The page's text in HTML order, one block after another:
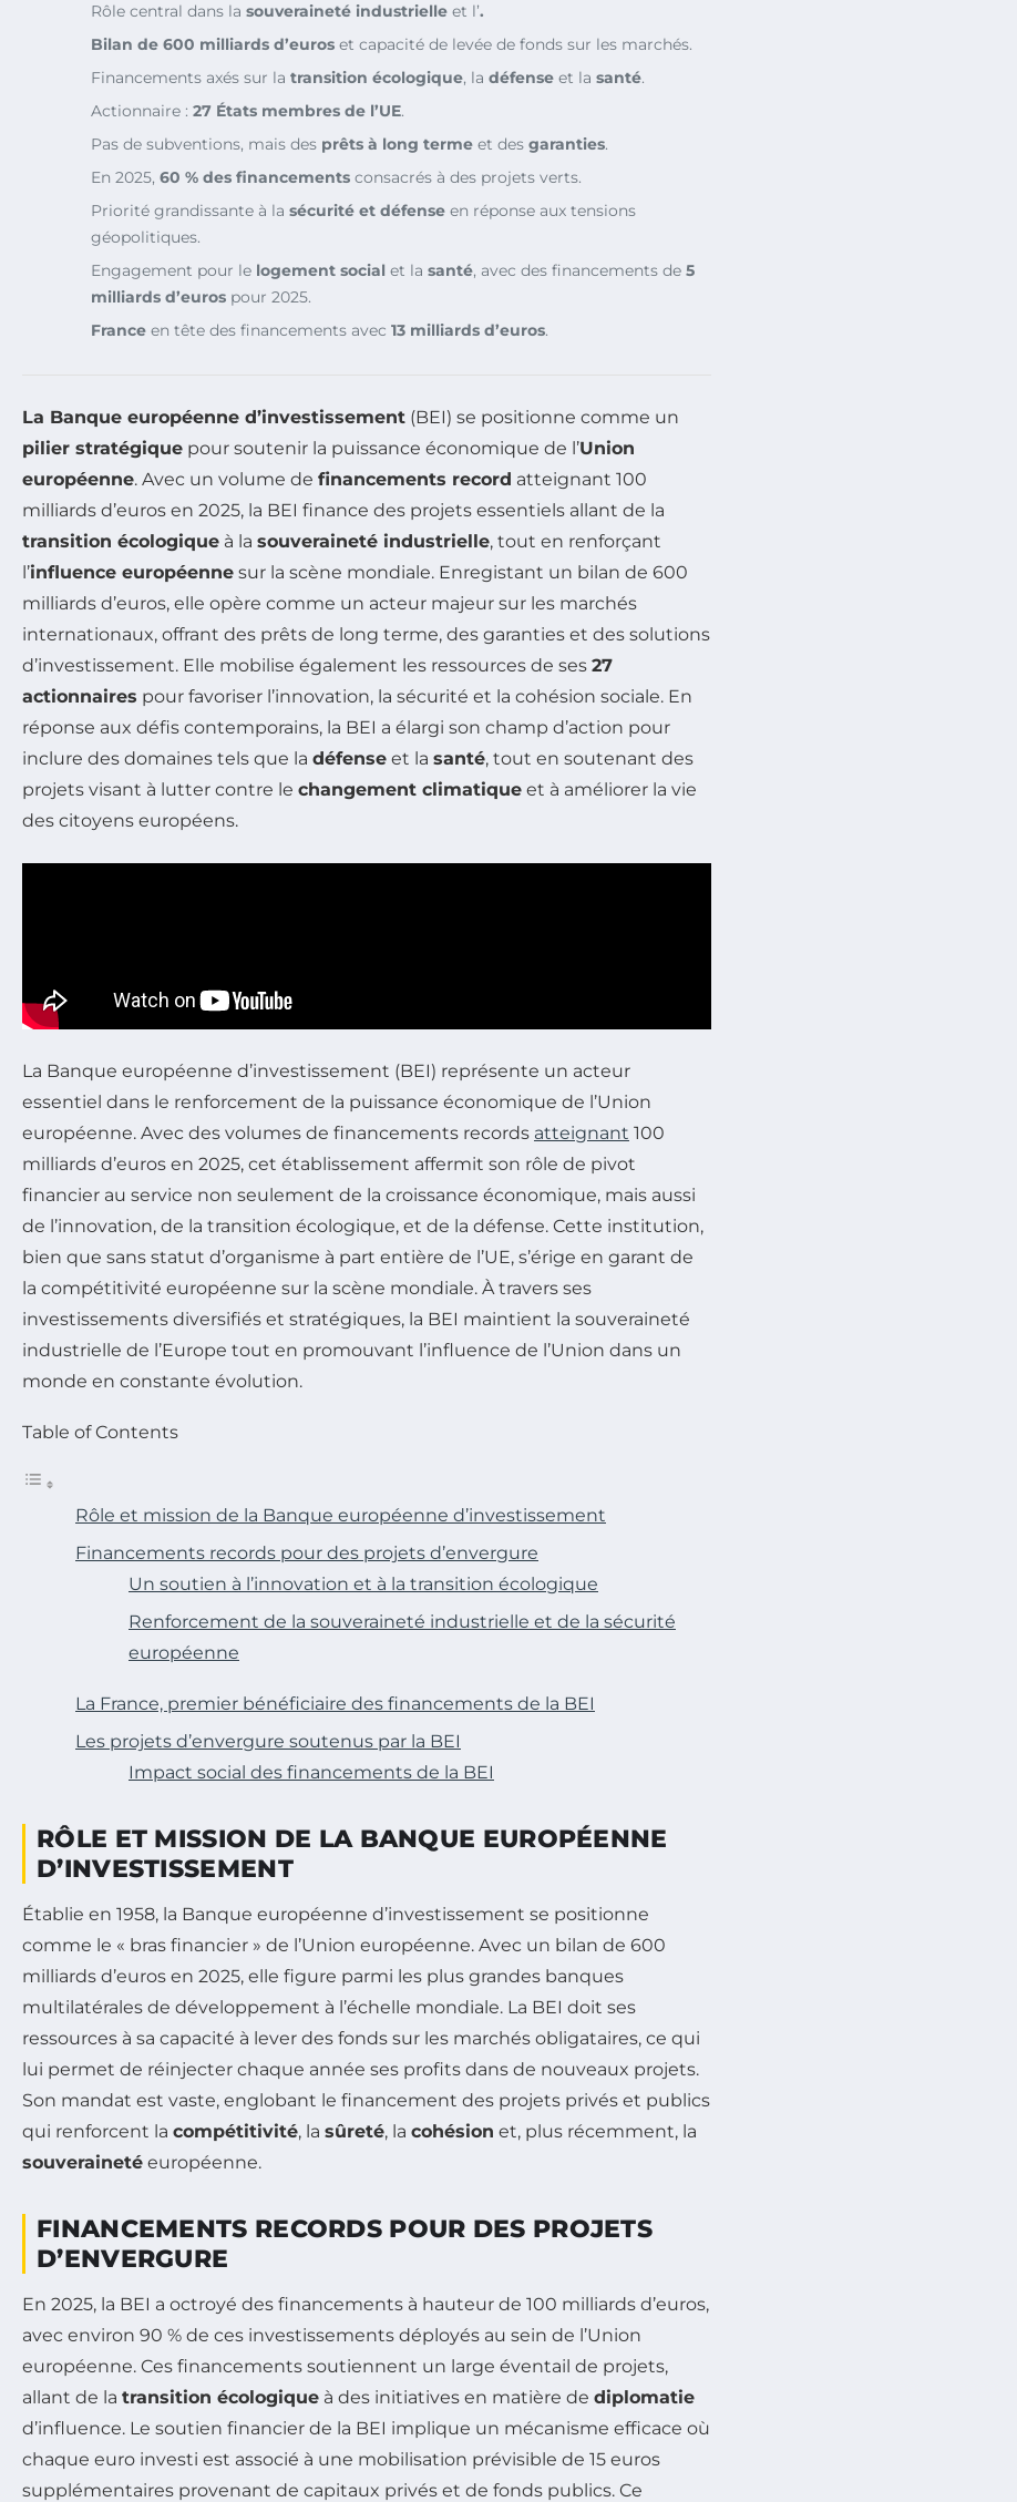
Rôle central dans la souveraineté industrielle et l’.
Bilan de 600 milliards d’euros et capacité de levée de fonds sur les marchés.
Financements axés sur la transition écologique, la défense et la santé.
Actionnaire : 27 États membres de l’UE.
Pas de subventions, mais des prêts à long terme et des garanties.
En 2025, 60 % des financements consacrés à des projets verts.
Priorité grandissante à la sécurité et défense en réponse aux tensions
géopolitiques.
Engagement pour le logement social et la santé, avec des financements de 5
milliards d’euros pour 2025.
France en tête des financements avec 13 milliards d’euros.
La Banque européenne d’investissement (BEI) se positionne comme un
pilier stratégique pour soutenir la puissance économique de l’Union
européenne. Avec un volume de financements record atteignant 100
milliards d’euros en 2025, la BEI finance des projets essentiels allant de la
transition écologique à la souveraineté industrielle, tout en renforçant
l’influence européenne sur la scène mondiale. Enregistant un bilan de 600
milliards d’euros, elle opère comme un acteur majeur sur les marchés
internationaux, offrant des prêts de long terme, des garanties et des solutions
d’investissement. Elle mobilise également les ressources de ses 27
actionnaires pour favoriser l’innovation, la sécurité et la cohésion sociale. En
réponse aux défis contemporains, la BEI a élargi son champ d’action pour
inclure des domaines tels que la défense et la santé, tout en soutenant des
projets visant à lutter contre le changement climatique et à améliorer la vie
des citoyens européens.
La Banque européenne d’investissement (BEI) représente un acteur
essentiel dans le renforcement de la puissance économique de l’Union
européenne. Avec des volumes de financements records atteignant 100
milliards d’euros en 2025, cet établissement affermit son rôle de pivot
financier au service non seulement de la croissance économique, mais aussi
de l’innovation, de la transition écologique, et de la défense. Cette institution,
bien que sans statut d’organisme à part entière de l’UE, s’érige en garant de
la compétitivité européenne sur la scène mondiale. À travers ses
investissements diversifiés et stratégiques, la BEI maintient la souveraineté
industrielle de l’Europe tout en promouvant l’influence de l’Union dans un
monde en constante évolution.
Table of Contents
Rôle et mission de la Banque européenne d’investissement
Financements records pour des projets d’envergure
Un soutien à l’innovation et à la transition écologique
Renforcement de la souveraineté industrielle et de la sécurité
européenne
La France, premier bénéficiaire des financements de la BEI
Les projets d’envergure soutenus par la BEI
Impact social des financements de la BEI
RÔLE ET MISSION DE LA BANQUE EUROPÉENNE
D’INVESTISSEMENT
Établie en 1958, la Banque européenne d’investissement se positionne
comme le « bras financier » de l’Union européenne. Avec un bilan de 600
milliards d’euros en 2025, elle figure parmi les plus grandes banques
multilatérales de développement à l’échelle mondiale. La BEI doit ses
ressources à sa capacité à lever des fonds sur les marchés obligataires, ce qui
lui permet de réinjecter chaque année ses profits dans de nouveaux projets.
Son mandat est vaste, englobant le financement des projets privés et publics
qui renforcent la compétitivité, la sûreté, la cohésion et, plus récemment, la
souveraineté européenne.
FINANCEMENTS RECORDS POUR DES PROJETS
D’ENVERGURE
En 2025, la BEI a octroyé des financements à hauteur de 100 milliards d’euros,
avec environ 90 % de ces investissements déployés au sein de l’Union
européenne. Ces financements soutiennent un large éventail de projets,
allant de la transition écologique à des initiatives en matière de diplomatie
d’influence. Le soutien financier de la BEI implique un mécanisme efficace où
chaque euro investi est associé à une mobilisation prévisible de 15 euros
supplémentaires provenant de capitaux privés et de fonds publics. Ce